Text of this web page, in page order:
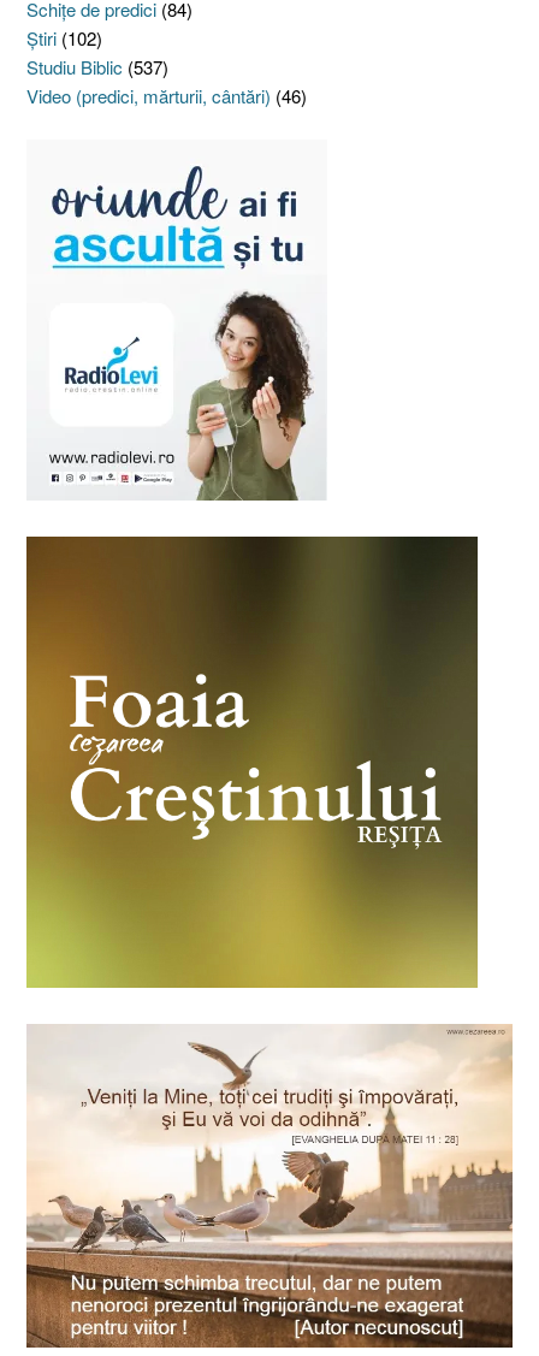
Schiţe de predici (84)
Ştiri (102)
Studiu Biblic (537)
Video (predici, mărturii, cântări) (46)